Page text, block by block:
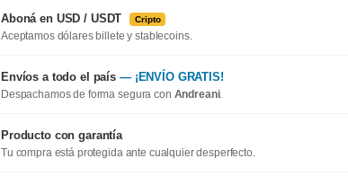
Aboná en USD / USDT Cripto
Aceptamos dólares billete y stablecoins.
Envíos a todo el país — ¡ENVÍO GRATIS!
Despachamos de forma segura con Andreani.
Producto con garantía
Tu compra está protegida ante cualquier desperfecto.